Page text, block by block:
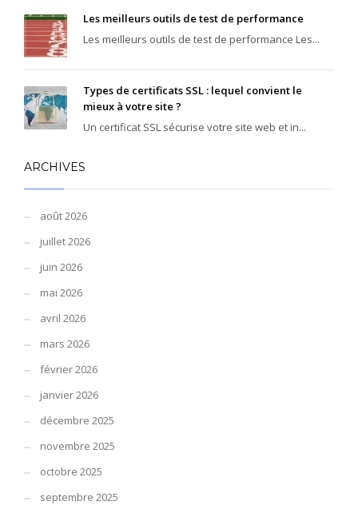
Les meilleurs outils de test de performance
Les meilleurs outils de test de performance Les...
Types de certificats SSL : lequel convient le
mieux à votre site ?
Un certificat SSL sécurise votre site web et in...
ARCHIVES
août 2026
juillet 2026
juin 2026
mai 2026
avril 2026
mars 2026
février 2026
janvier 2026
décembre 2025
novembre 2025
octobre 2025
septembre 2025